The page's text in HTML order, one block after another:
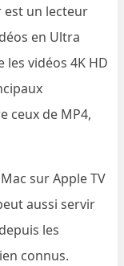
est un lecteur
en Ultra
vidéos 4K HD
ceux de MP4,
sur Apple TV
aussi servir
les
connus.